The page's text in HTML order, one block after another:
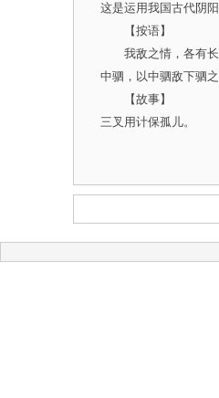
这是运用我国古代阴
【按语】
我敌之情，各有长
中驷，以中驷敌下驷
【故事】
三叉用计保孤儿。